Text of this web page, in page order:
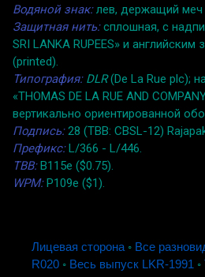
Водяной знак:лев, держащий меч
Защитная нить:сплошная, с
SRI LANKA RUPEES» и
(printed).
Типография: DLR(De La Rue plc);
«THOMAS DE LA RUE AND
вертикально ориентированной
Подпись:28 (TBB: CBSL-12)
Префикс:L/366 - L/446.
TBB:B115e ($0.75).
WPM:P109e ($1).
Лицевая сторона◦ Все
R020 ◦ Весь выпуск LKR-1991 ◦